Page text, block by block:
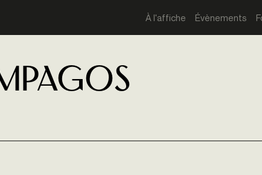
À l'affiche Évènements